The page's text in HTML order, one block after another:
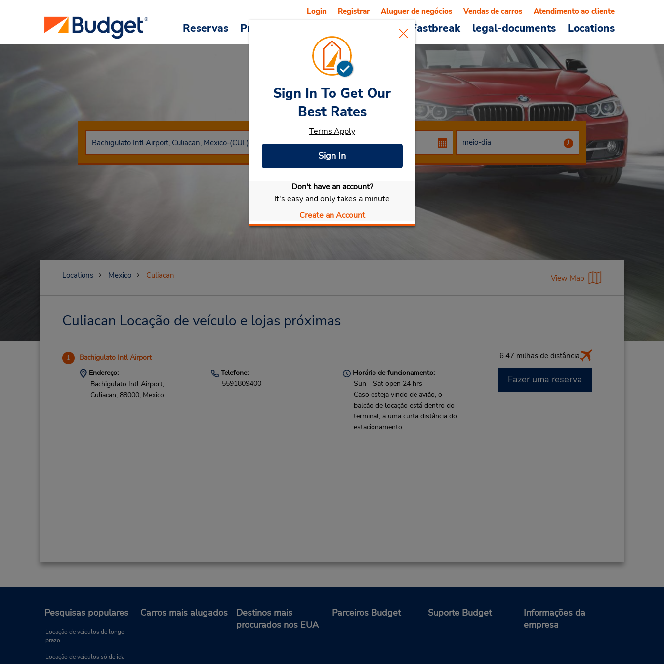
Reservas Promoções Veículos e serviços Fastbreak legal-documents Locations
Login Registrar Aluguer de negócios Vendas de carros Atendimento ao cliente
Car RentalCuliacan
Selecionar meu carro
Sign In To Get Our
Best Rates
Terms Apply
Sign In
Don't have an account?
It's easy and only takes a minute
Create an Account
Locations Mexico Culiacan View Map
Culiacan Locação de veículo e lojas próximas
1 Bachigulato Intl Airport 6.47 milhas de distância
Endereço:
Bachigulato Intl Airport,
Culiacan, 88000, Mexico
Telefone:
5591809400
Horário de funcionamento:
Sun - Sat open 24 hrs
Caso esteja vindo de avião, o
balcão de locação está dentro do
terminal, a uma curta distância do
estacionamento.
Fazer uma reserva
Pesquisas populares
Locação de veículos de longo
prazo
Locação de veículos só de ida
Carros mais alugados
Destinos mais
procurados nos EUA
Parceiros Budget Suporte Budget
Informações da
empresa